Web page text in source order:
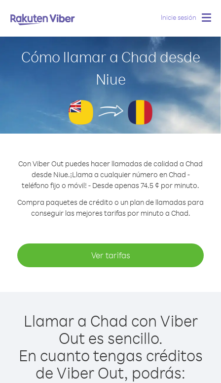
Inicie sesión
Cómo llamar a Chad desde
Niue
Con Viber Out puedes hacer llamadas de calidad a Chad
desde Niue.¡Llama a cualquier número en Chad -
teléfono fijo o móvil! - Desde apenas 74.5 ¢ por minuto.
Compra paquetes de crédito o un plan de llamadas para
conseguir las mejores tarifas por minuto a Chad.
Ver tarifas
Llamar a Chad con Viber
Out es sencillo.
En cuanto tengas créditos
de Viber Out, podrás: